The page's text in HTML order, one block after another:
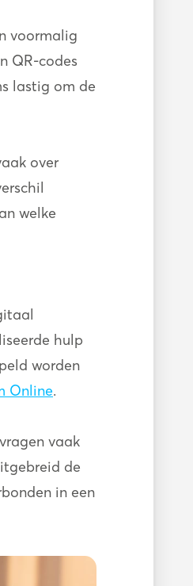
voormalig
QR-codes
lastig om de
over
welke
hulp
worden
Online.
vaak
de
in een